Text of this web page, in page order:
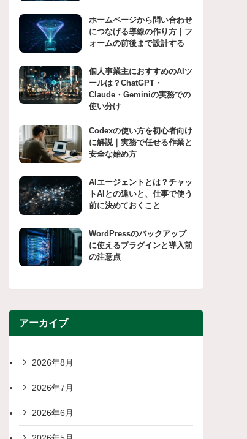
ホームページから問い合わせ
につなげる導線の作り方｜フ
ォームの前後まで設計する
個人事業主におすすめのAIツ
ールは？ChatGPT・
Claude・Geminiの実務での
使い分け
Codexの使い方を初心者向け
に解説｜実務で任せる作業と
安全な始め方
AIエージェントとは？チャッ
トAIとの違いと、仕事で使う
前に決めておくこと
WordPressのバックアップ
に使えるプラグインと導入前
の注意点
アーカイブ
2026年8月
2026年7月
2026年6月